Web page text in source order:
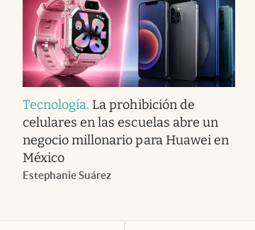
Tecnología. La prohibición de
celulares en las escuelas abre un
negocio millonario para Huawei en
México
Estephanie Suárez